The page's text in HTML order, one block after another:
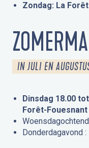
Zondag: La
IN JULI EN
Dinsdag 18.00
Forêt-Fouesnant
Donderdagavond